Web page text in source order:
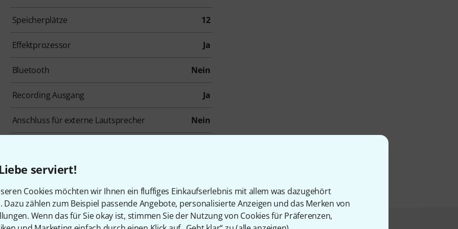
serviert!
Cookies möchten wir Ihnen ein fluffiges Einkaufserlebnis mit allem was dazugehört
Dazu zählen zum Beispiel passende Angebote, personalisierte Anzeigen und das Merken von
Wenn das für Sie okay ist, stimmen Sie der Nutzung von Cookies für Präferenzen,
Speicherplätze 12
Effektprozessor Ja
Bluetooth Nein
Recording Ausgang Ja
Anschluss für externe Lautsprecher Nein
Gewicht in kg